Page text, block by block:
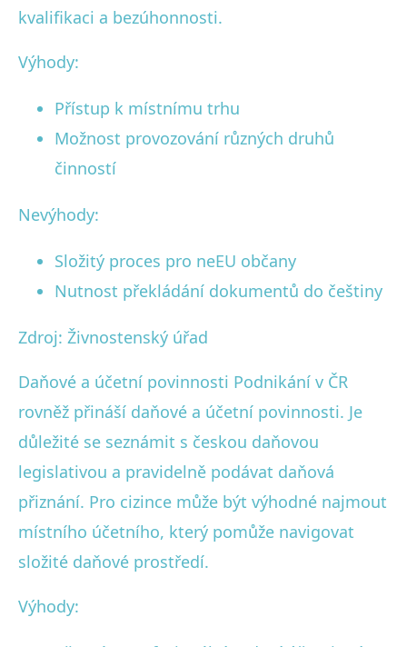
kvalifikaci a bezúhonnosti.
Výhody:
Přístup k místnímu trhu
Možnost provozování různých druhů
činností
Nevýhody:
Složitý proces pro neEU občany
Nutnost překládání dokumentů do češtiny
Zdroj: Živnostenský úřad
Daňové a účetní povinnosti Podnikání v ČR
rovněž přináší daňové a účetní povinnosti. Je
důležité se seznámit s českou daňovou
legislativou a pravidelně podávat daňová
přiznání. Pro cizince může být výhodné najmout
místního účetního, který pomůže navigovat
složité daňové prostředí.
Výhody: